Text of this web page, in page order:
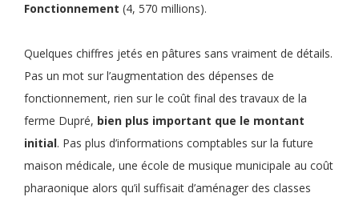
Fonctionnement (4, 570 millions).
Quelques chiffres jetés en pâtures sans vraiment de détails.
Pas un mot sur l’augmentation des dépenses de
fonctionnement, rien sur le coût final des travaux de la
ferme Dupré, bien plus important que le montant
initial. Pas plus d’informations comptables sur la future
maison médicale, une école de musique municipale au coût
pharaonique alors qu’il suffisait d’aménager des classes